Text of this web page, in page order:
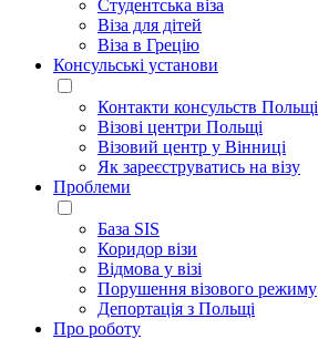
Студентська віза
Віза для дітей
Віза в Грецію
Консульські установи
Контакти консульств Польщі
Візові центри Польщі
Візовий центр у Вінниці
Як зареєструватись на візу
Проблеми
База SIS
Коридор візи
Відмова у візі
Порушення візового режиму
Депортація з Польщі
Про роботу